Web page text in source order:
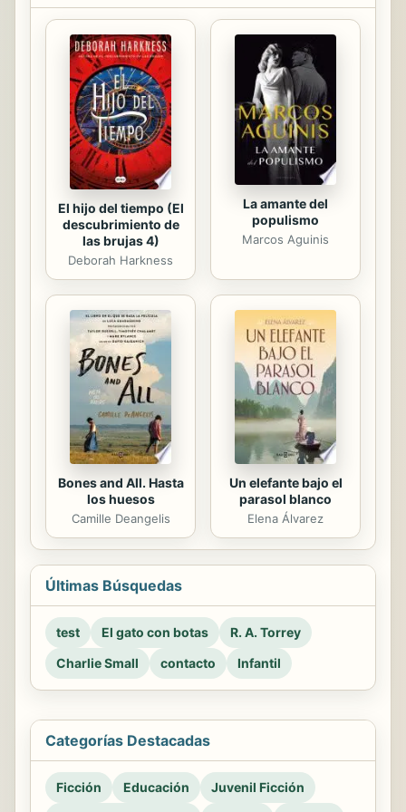
de las opiniones de muchas
personas de los dos partidos,
registrados independiente, partidos
menores y no afiliados a un partido
en espec?fico. Diez razones
fundamentales por las que un
hombre como Trump sin experiencia
como pol?tico, magnate,...
El hijo del tiempo (El
descubrimiento de
las brujas 4)
Deborah Harkness
La amante del
populismo
Marcos Aguinis
Bones and All. Hasta
los huesos
Camille Deangelis
Un elefante bajo el
parasol blanco
Elena Álvarez
Últimas Búsquedas
test El gato con botas
R. A. Torrey
Charlie Small
contacto Infantil
Categorías Destacadas
Ficción Educación
Juvenil Ficción